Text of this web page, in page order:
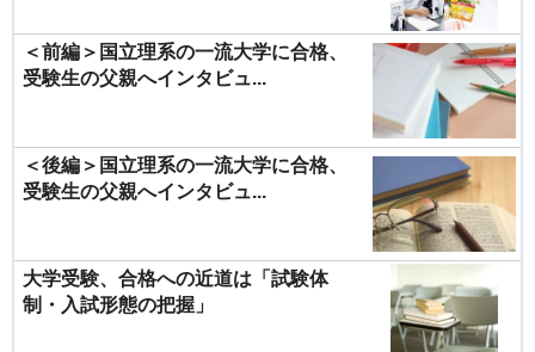
＜前編＞国立理系の一流大学に合格、
受験生の父親へインタビュ...
＜後編＞国立理系の一流大学に合格、
受験生の父親へインタビュ...
大学受験、合格への近道は「試験体
制・入試形態の把握」